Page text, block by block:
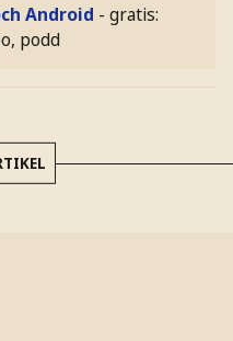
Android - gratis:
podd